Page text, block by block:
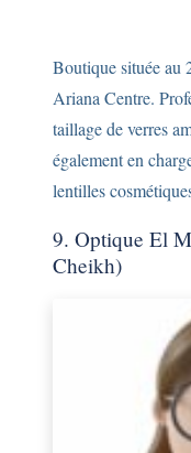
Boutique située au
Ariana Centre.
taillage de verres
également en
lentilles
9. Optique El
Cheikh)